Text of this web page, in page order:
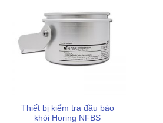
Thiết bị kiểm tra đầu báo
khói Horing NFBS